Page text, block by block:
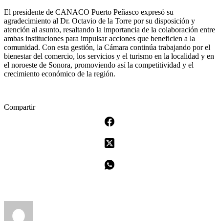
El presidente de CANACO Puerto Peñasco expresó su
agradecimiento al Dr. Octavio de la Torre por su disposición y
atención al asunto, resaltando la importancia de la colaboración entre
ambas instituciones para impulsar acciones que beneficien a la
comunidad. Con esta gestión, la Cámara continúa trabajando por el
bienestar del comercio, los servicios y el turismo en la localidad y en
el noroeste de Sonora, promoviendo así la competitividad y el
crecimiento económico de la región.
Compartir